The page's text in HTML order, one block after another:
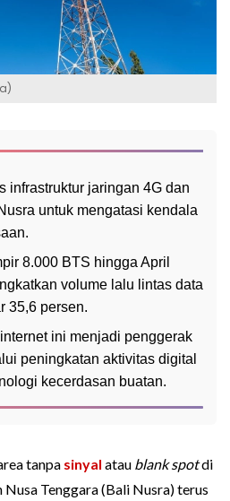
infrastruktur jaringan 4G dan
untuk mengatasi kendala
8.000 BTS hingga April
volume lalu lintas data
35,6 persen.
ini menjadi penggerak
peningkatan aktivitas digital
kecerdasan buatan.
tanpa sinyal atau blank spotdi
Nusa Tenggara (Bali Nusra) terus